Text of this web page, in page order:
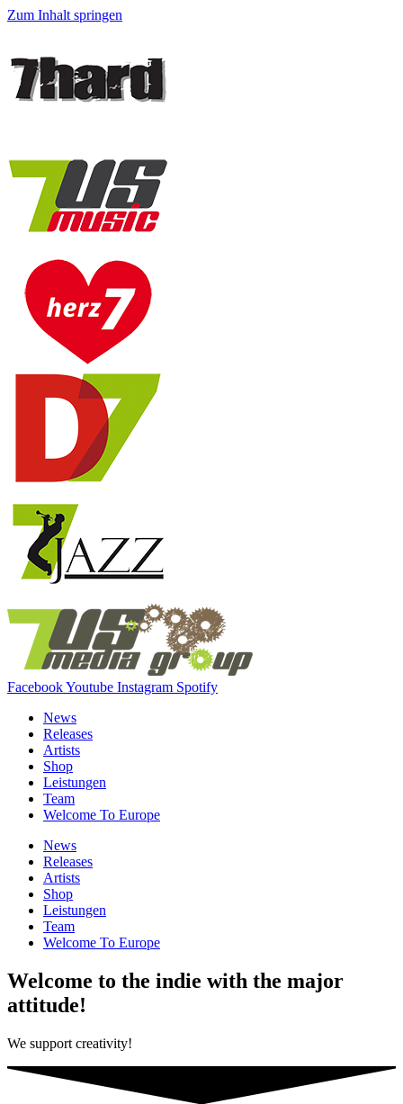
Zum Inhalt springen
FacebookYoutube Instagram Spotify
News
Releases
Artists
Shop
Leistungen
Team
Welcome To Europe
News
Releases
Artists
Shop
Leistungen
Team
Welcome To Europe
Welcome to the indie with the major
attitude!
We support creativity!